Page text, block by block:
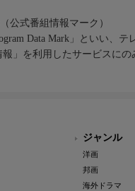
公式番組情報マーク）
Data Mark」といい、テ
報」を利用したサービスに
ジャンル
洋画
邦画
海外ドラマ